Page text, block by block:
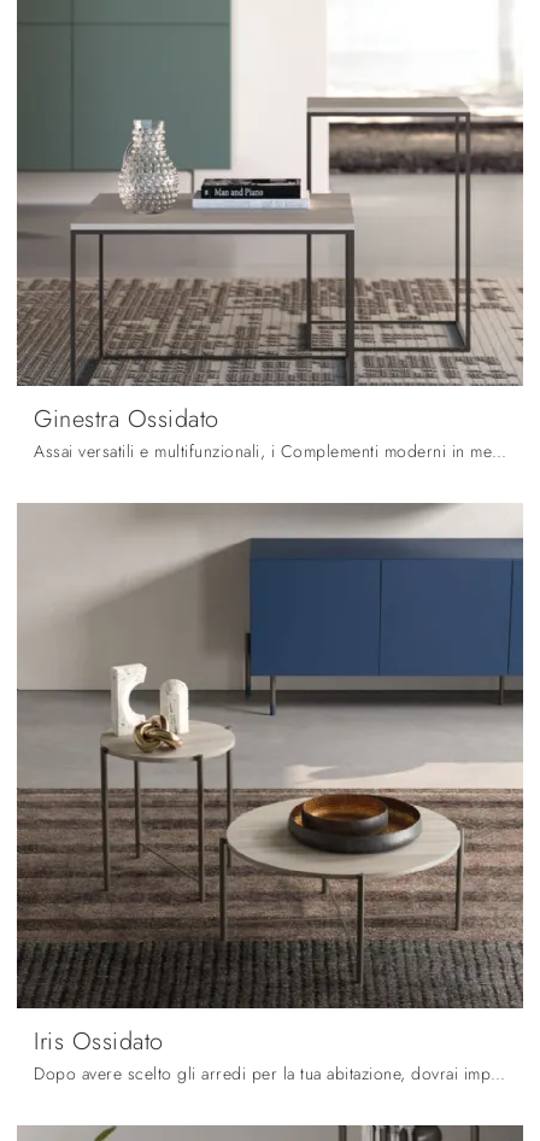
Ginestra Ossidato
Assai versatili e multifunzionali, i Complementi moderni in melaminico assolvono a funzioni diversificate: ultimano le qualità pratiche e il valore ...
Iris Ossidato
Dopo avere scelto gli arredi per la tua abitazione, dovrai impreziosire i locali interni con i plurifunzionali Complementi di grande valore ...